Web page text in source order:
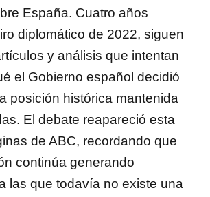
España. Cuatro años
diplomático de 2022, siguen
y análisis que intentan
el Gobierno español decidió
posición histórica mantenida
El debate reapareció esta
de ABC, recordando que
continúa generando
las que todavía no existe una